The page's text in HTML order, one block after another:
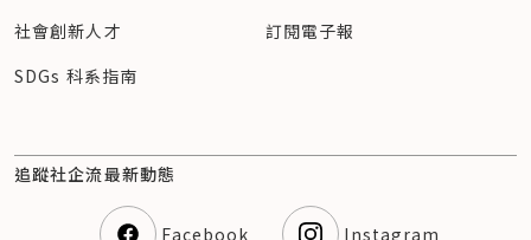
社會創新人才
SDGs 科系指南
訂閱電子報
追蹤社企流最新動態
Facebook Instagram